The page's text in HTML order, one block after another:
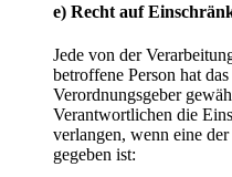
e) Recht auf
Jede von der
betroffene Person hat
Verordnungsgeber
Verantwortlichen die
verlangen, wenn eine
gegeben ist: